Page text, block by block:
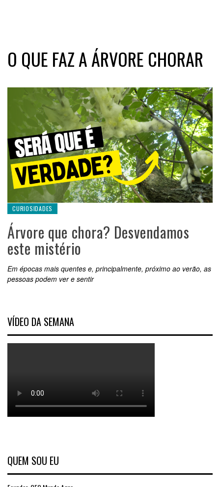
O QUE FAZ A ÁRVORE CHORAR
CURIOSIDADES
Árvore que chora? Desvendamos
este mistério
Em épocas mais quentes e, principalmente, próximo ao verão, as
pessoas podem ver e sentir
VÍDEO DA SEMANA
QUEM SOU EU